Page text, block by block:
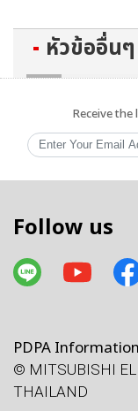
โทร
X
หัวข้ออื่นๆ
Receive
Follow us
PDPA Information
© MITSUBISHI
THAILAND